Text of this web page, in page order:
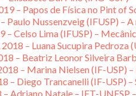
– Papos de Física no Pint of
Paulo Nussenzveig (IFUSP) –
– Celso Lima (IFUSP) –
– Luana Sucupira Pedroza
– Beatriz Leonor Silveira
– Marina Nielsen (IF-USP)
– Diego Trancanelli (IF-USP)
– Adriano Natale – IFT-UNESP